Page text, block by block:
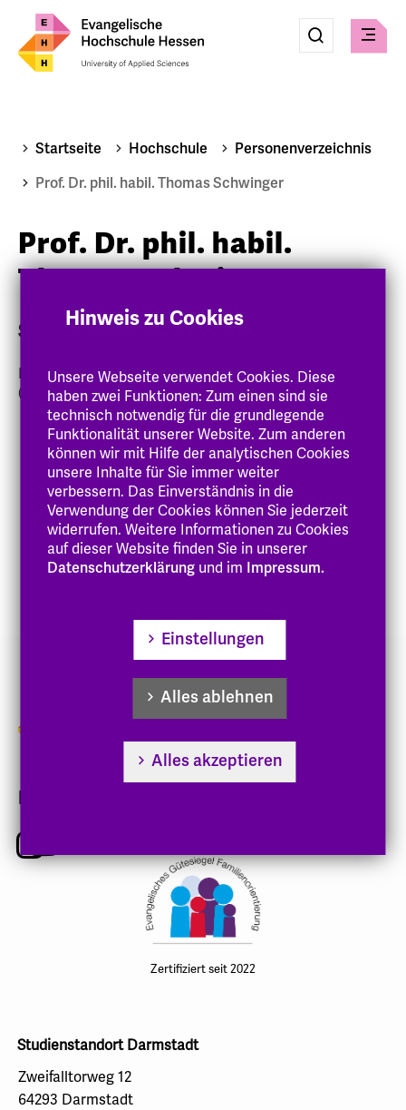
Suche
absenden
Menü
Startseite Hochschule
Personenverzeichnis
Prof. Dr. phil. habil. Thomas Schwinger
Prof. Dr. phil. habil.
Thomas Schwinger
Sozialtherapie (entpflichtet)
Psychologe, Supervisor (DGSv), Psychodramatherapeut
(DFP/DAGG)
thomas.schwinger@eh-darmstadt.de
Zur Person
Arbeitsbereich
Veröffentlichungen
Folgen Sie uns!
Zertifiziert seit 2022
Studienstandort Darmstadt
Zweifalltorweg 12
64293 Darmstadt
Hinweis zu Cookies
Unsere Webseite verwendet Cookies. Diese
haben zwei Funktionen: Zum einen sind sie
technisch notwendig für die grundlegende
Funktionalität unserer Website. Zum anderen
können wir mit Hilfe der analytischen Cookies
unsere Inhalte für Sie immer weiter
verbessern. Das Einverständnis in die
Verwendung der Cookies können Sie jederzeit
widerrufen. Weitere Informationen zu Cookies
auf dieser Website finden Sie in unserer
Datenschutzerklärung und im Impressum.
Einstellungen
Alles ablehnen
Alles akzeptieren